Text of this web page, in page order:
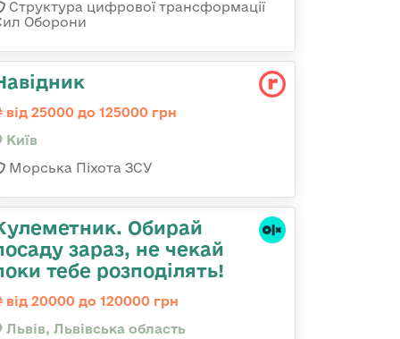
Структура цифрової трансформації
Оборони
від 25000 до 125000 грн
Київ
Морська Піхота ЗСУ
Обирай
зараз, не чекай
тебе розподілять!
від 20000 до 120000 грн
Львів, Львівська область